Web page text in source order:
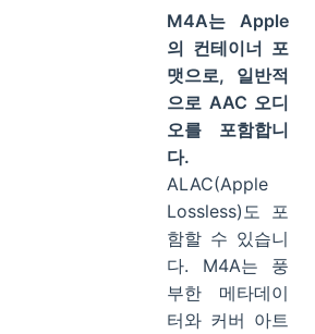
M4A는 Apple
의 컨테이너 포
맷으로, 일반적
으로 AAC 오디
오를 포함합니
다.
ALAC(Apple
Lossless)도 포
함할 수 있습니
다. M4A는 풍
부한 메타데이
터와 커버 아트